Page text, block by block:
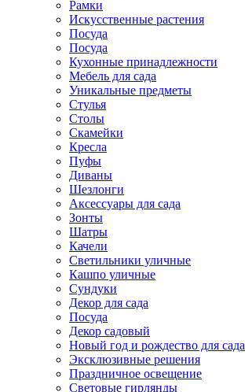
Рамки
Искусственные растения
Посуда
Посуда
Кухонные принадлежности
Мебель для сада
Уникальные предметы
Стулья
Столы
Скамейки
Кресла
Пуфы
Диваны
Шезлонги
Аксессуары для сада
Зонты
Шатры
Качели
Cветильники уличные
Кашпо уличные
Сундуки
Декор для сада
Посуда
Декор садовый
Новый год и рождество для сада
Эксклюзивные решения
Праздничное освещение
Световые гирлянды